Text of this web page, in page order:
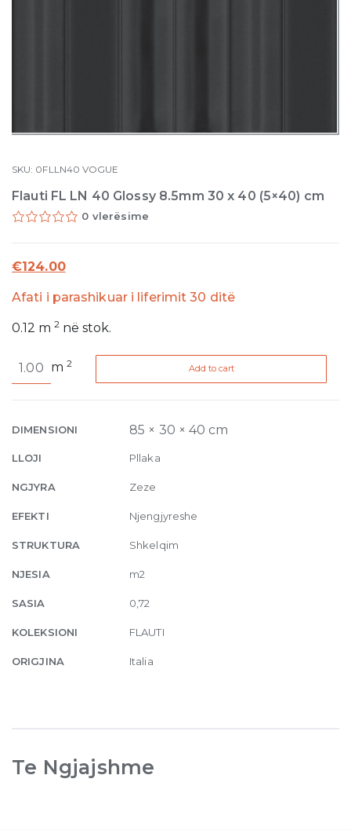
SKU: 0FLLN40 VOGUE
Flauti FL LN 40 Glossy 8.5mm 30 x 40 (5×40) cm
0 vlerësime
€124.00
Afati i parashikuar i liferimit 30 ditë
0.12 m2 në stok.
FL
Glossy
30
x
(5x40)
cm
m2 Add to cart
DIMENSIONI 85 × 30 × 40 cm
LLOJI Pllaka
NGJYRA Zeze
EFEKTI Njengjyreshe
STRUKTURA Shkelqim
NJESIA m2
SASIA 0,72
KOLEKSIONI FLAUTI
ORIGJINA Italia
Te Ngjajshme